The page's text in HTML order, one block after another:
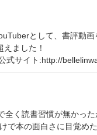
として、書評動
ました！
式サイト:http://
く読書習慣が無かっ
で本の面白さに目覚め